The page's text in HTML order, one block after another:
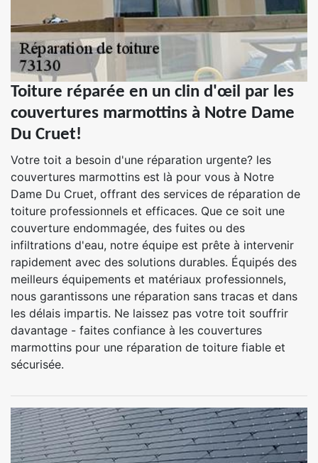
Toiture réparée en un clin d'œil par les
couvertures marmottins à Notre Dame
Du Cruet!
Votre toit a besoin d'une réparation urgente? les
couvertures marmottins est là pour vous à Notre
Dame Du Cruet, offrant des services de réparation de
toiture professionnels et efficaces. Que ce soit une
couverture endommagée, des fuites ou des
infiltrations d'eau, notre équipe est prête à intervenir
rapidement avec des solutions durables. Équipés des
meilleurs équipements et matériaux professionnels,
nous garantissons une réparation sans tracas et dans
les délais impartis. Ne laissez pas votre toit souffrir
davantage - faites confiance à les couvertures
marmottins pour une réparation de toiture fiable et
sécurisée.